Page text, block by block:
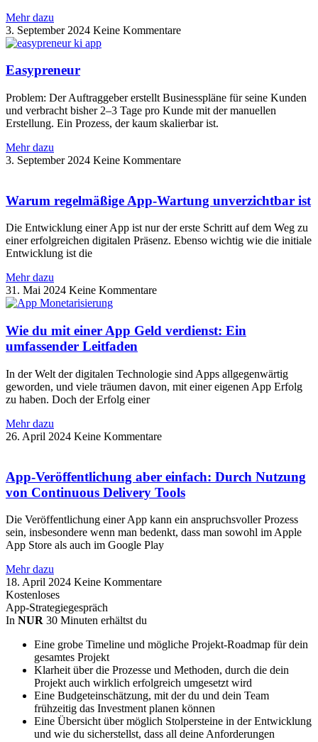
Mehr dazu
3. September 2024 Keine Kommentare
Easypreneur
Problem: Der Auftraggeber erstellt Businesspläne für seine Kunden
und verbracht bisher 2–3 Tage pro Kunde mit der manuellen
Erstellung. Ein Prozess, der kaum skalierbar ist.
Mehr dazu
3. September 2024 Keine Kommentare
Warum regelmäßige App-Wartung unverzichtbar ist
Die Entwicklung einer App ist nur der erste Schritt auf dem Weg zu
einer erfolgreichen digitalen Präsenz. Ebenso wichtig wie die initiale
Entwicklung ist die
Mehr dazu
31. Mai 2024 Keine Kommentare
Wie du mit einer App Geld verdienst: Ein
umfassender Leitfaden
In der Welt der digitalen Technologie sind Apps allgegenwärtig
geworden, und viele träumen davon, mit einer eigenen App Erfolg
zu haben. Doch der Erfolg einer
Mehr dazu
26. April 2024 Keine Kommentare
App-Veröffentlichung aber einfach: Durch Nutzung
von Continuous Delivery Tools
Die Veröffentlichung einer App kann ein anspruchsvoller Prozess
sein, insbesondere wenn man bedenkt, dass man sowohl im Apple
App Store als auch im Google Play
Mehr dazu
18. April 2024 Keine Kommentare
Kostenloses
App-Strategiegespräch
In NUR 30 Minuten erhältst du
Eine grobe Timeline und mögliche Projekt-Roadmap für dein
gesamtes Projekt
Klarheit über die Prozesse und Methoden, durch die dein
Projekt auch wirklich erfolgreich umgesetzt wird
Eine Budgeteinschätzung, mit der du und dein Team
frühzeitig das Investment planen können
Eine Übersicht über möglich Stolpersteine in der Entwicklung
und wie du sicherstellst, dass all deine Anforderungen